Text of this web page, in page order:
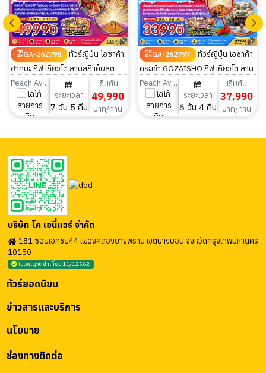
GA-262798
ทัวร์ญี่ปุ่น โอซาก้า
ฮาคุบะ กิฟุ เกียวโต ลานสกี เก็บสต
รอว์เบอร์รี่ (เที่ยวครบ) 7วัน 5คืน
Peach Aviation
ระยะเวลา
7 วัน 5 คืน
เริ่มต้น
49,990
บาท/ท่าน
GA-262797
ทัวร์ญี่ปุ่น โอซาก้า
กระเช้า GOZAISHO กิฟุ เกียวโต ลาน
สกี (มีฟรีเดย์ 1 วัน) 6วัน 4คืน
Peach Aviation
ระยะเวลา
6 วัน 4 คืน
เริ่มต้น
37,990
บาท/ท่าน
บริษัท โก เอนี่แวร์ จำกัด
181 ซอยเอกชัย44 แขวงคลองบางพราน เขตบางบอน จังหวัดกรุงเทพมหานคร
10150
ใบอนุญาตนำเที่ยว 11/12562
ช่องทางติดต่อ
นโยบาย
ข่าวสารและบริการ
ทัวร์ยอดนิยม